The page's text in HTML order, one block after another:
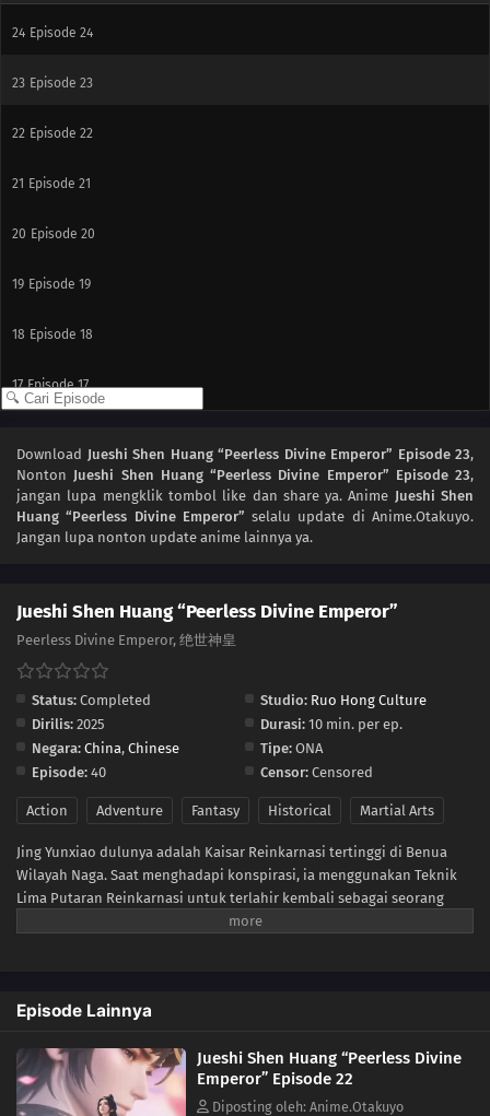
24 Episode 24
23 Episode 23
22 Episode 22
21 Episode 21
20 Episode 20
19 Episode 19
18 Episode 18
17 Episode 17
15 Episode 15
14 Episode 14
12 Episode 12
Episode 7
06 Episode 6
03 Episode 3
Download Jueshi Shen Huang “Peerless Divine Emperor” Episode 23,
Nonton Jueshi Shen Huang “Peerless Divine Emperor” Episode 23,
jangan lupa mengklik tombol like dan share ya. Anime Jueshi Shen
Huang “Peerless Divine Emperor” selalu update di Anime.Otakuyo.
Jangan lupa nonton update anime lainnya ya.
Jueshi Shen Huang “Peerless Divine Emperor”
Peerless Divine Emperor, 绝世神皇
Status: Completed Studio: Ruo Hong Culture
Dirilis: 2025 Durasi: 10 min. per ep.
Negara: China, Chinese Tipe: ONA
Episode: 40 Censor: Censored
Action Adventure Fantasy Historical Martial Arts
Jing Yunxiao dulunya adalah Kaisar Reinkarnasi tertinggi di Benua
Wilayah Naga. Saat menghadapi konspirasi, ia menggunakan Teknik
Lima Putaran Reinkarnasi untuk terlahir kembali sebagai seorang
pemuda dari keluarga Jing di Kota Hongye. Dengan ingatan
tanggung jawab menyelamatkan keluarganya dan melakukan
perjalanan seorang diri ke Kota Huangshi untuk mencari obat.
Namun, musibah datang bertubi-tubi. Keluarga Jing, yang awalnya
merupakan keluarga bangsawan di ibu kota Kerajaan Baizhan,
terpaksa mundur ke Kota Hongye demi menghindari pengejaran
Episode Lainnya
Jueshi Shen Huang “Peerless Divine
Emperor” Episode 22
Diposting oleh: Anime.Otakuyo